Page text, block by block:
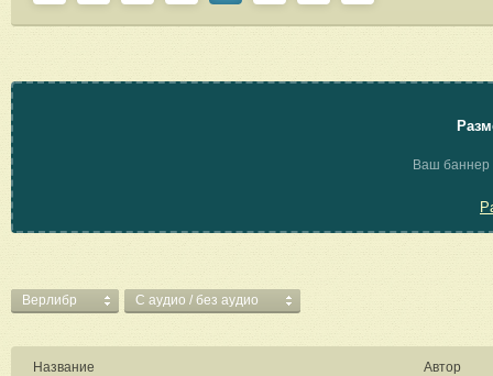
Ваш баннер
Верлибр C аудио / без аудио
Название Автор